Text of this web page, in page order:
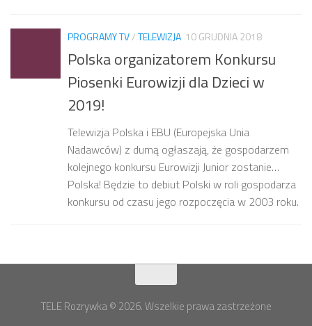
PROGRAMY TV/TELEWIZJA 10 GRUDNIA 2018
Polska organizatorem Konkursu
Piosenki Eurowizji dla Dzieci w
2019!
Telewizja Polska i EBU (Europejska Unia
Nadawców) z dumą ogłaszają, że gospodarzem
kolejnego konkursu Eurowizji Junior zostanie…
Polska! Będzie to debiut Polski w roli gospodarza
konkursu od czasu jego rozpoczęcia w 2003 roku.
TELE Rozrywka © 2026. Wszelkie prawa zastrzeżone